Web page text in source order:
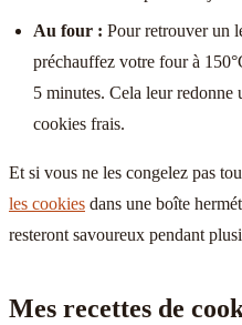
Au four : Pour retrouver un
préchauffez votre four à
5 minutes. Cela leur redonne
cookies frais.
Et si vous ne les congelez pas
les cookies dans une boîte
resteront savoureux pendant
Mes recettes de